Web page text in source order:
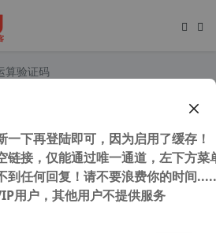
算验证码
WordPress博客新用户注册页面添
一下再登陆即可，因为启用了缓存！
链接，仅能通过唯一通道，左下方菜
到任何回复！请不要浪费你的时间
用户，其他用户不提供服务